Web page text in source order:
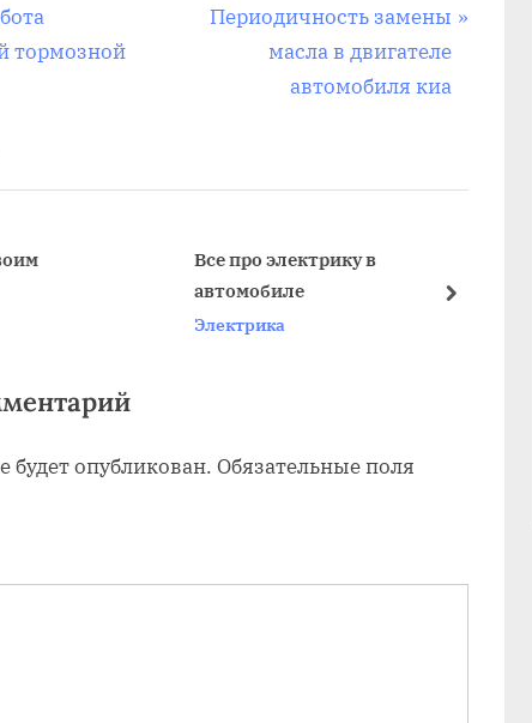
тормозной
N
o
t
:
Периодичность замены
масла в двигателе
автомобиля киа
Все про электрику в
автомобиле
Электрика
next
будет опубликован. Обязательные поля